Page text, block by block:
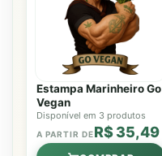
Estampa Marinheiro Go
Vegan
Disponível em 3 produtos
A PARTIR DER$ 35,49